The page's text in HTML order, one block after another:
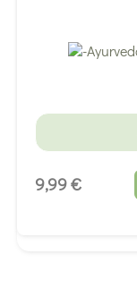
9,99 €